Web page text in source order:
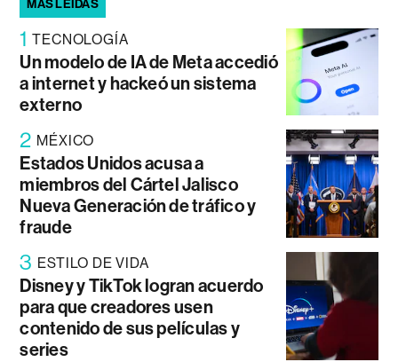
MÁS LEÍDAS
1 TECNOLOGÍA
Un modelo de IA de Meta accedió
a internet y hackeó un sistema
externo
2 MÉXICO
Estados Unidos acusa a
miembros del Cártel Jalisco
Nueva Generación de tráfico y
fraude
3 ESTILO DE VIDA
Disney y TikTok logran acuerdo
para que creadores usen
contenido de sus películas y
series